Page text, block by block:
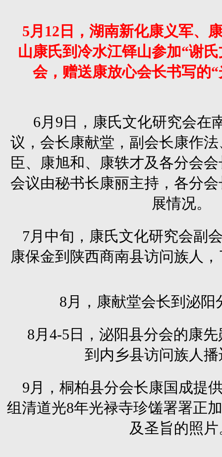
5月12日，湖南新化康义军、
山康氏到冷水江铎山参加“谢
会，赠送康放心会长书写的
6月9日，康氏文化研究会在
议，会长康献堂，副会长康作
臣、康旭和、康轶才及各分会
会议由秘书长康丽主持，各分
展情况。
7月中旬，康氏文化研究会副
康保金到陕西商南县访问族人
8月，康献堂会长到泌阳
8月4-5日，泌阳县分会的康
到内乡县访问族人
9月，桐柏县分会长康国成提
组清道光8年光禄寺珍馐署署正
及圣旨的照片